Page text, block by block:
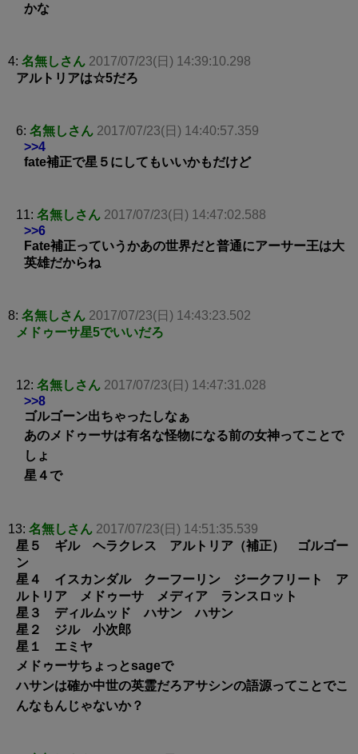
かな
4: 名無しさん 2017/07/23(日) 14:39:10.298
アルトリアは☆5だろ
6: 名無しさん 2017/07/23(日) 14:40:57.359
>>4
fate補正で星５にしてもいいかもだけど
11: 名無しさん 2017/07/23(日) 14:47:02.588
>>6
Fate補正っていうかあの世界だと普通にアーサー王は大
英雄だからね
8: 名無しさん 2017/07/23(日) 14:43:23.502
メドゥーサ星5でいいだろ
12: 名無しさん 2017/07/23(日) 14:47:31.028
>>8
ゴルゴーン出ちゃったしなぁ
あのメドゥーサは有名な怪物になる前の女神ってことで
しょ
星４で
13: 名無しさん 2017/07/23(日) 14:51:35.539
星５ ギル ヘラクレス アルトリア（補正） ゴルゴー
ン
星４ イスカンダル クーフーリン ジークフリート ア
ルトリア メドゥーサ メディア ランスロット
星３ ディルムッド ハサン ハサン
星２ ジル 小次郎
星１ エミヤ
メドゥーサちょっとsageで
ハサンは確か中世の英霊だろアサシンの語源ってことでこ
んなもんじゃないか？